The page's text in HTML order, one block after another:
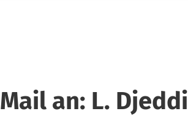
an: L. Djeddi